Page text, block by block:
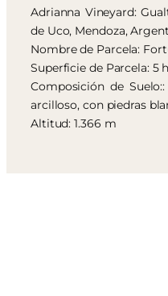
Adrianna Vineyard:
de Uco, Mendoza,
Nombre de Parcela:
Superficie de Parcela: 5
Composición de
arcilloso, con piedras
Altitud: 1.366 m